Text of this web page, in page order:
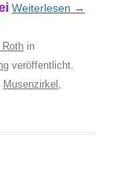
Weiterlesen →
Roth in
veröffentlicht.
Musenzirkel ,